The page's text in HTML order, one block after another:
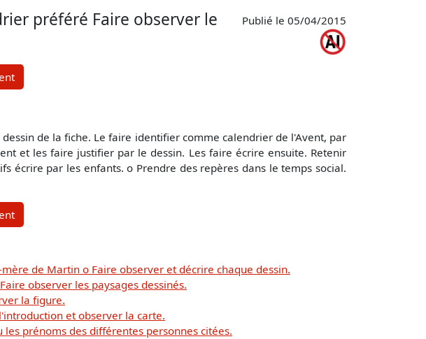
préféré Faire observer le
Publié le 05/04/2015
de la fiche. Le faire identifier comme calendrier de l'Avent, par
et les faire justifier par le dessin. Les faire écrire ensuite. Retenir
écrire par les enfants. o Prendre des repères dans le temps social.
de Martin o Faire observer et décrire chaque dessin.
observer les paysages dessinés.
la figure.
et observer la carte.
prénoms des différentes personnes citées.